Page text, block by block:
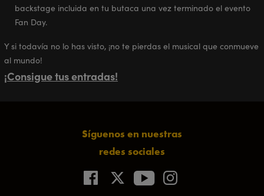
backstage incluida en tu butaca una vez terminado el evento
Fan Day.
Y si todavía no lo has visto, ¡no te pierdas el musical que conmueve
al mundo!
¡Consigue tus entradas!
Síguenos en nuestras
redes sociales